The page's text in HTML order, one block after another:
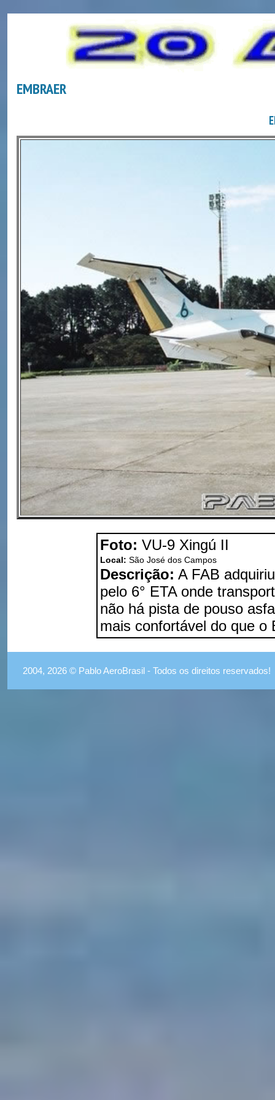
EMBRAER
Foto: VU-9 Xingú II
Local: São José dos Campos
Descrição: A FAB
pelo 6° ETA onde
não há pista de pouso
mais confortável do que o
2004, 2026 © Pablo AeroBrasil - Todos os direitos reservados!